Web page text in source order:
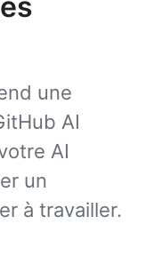
une
AI
AI
un
à travailler.